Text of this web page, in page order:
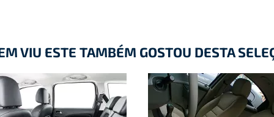
VIU ESTE TAMBÉM GOSTOU DESTA